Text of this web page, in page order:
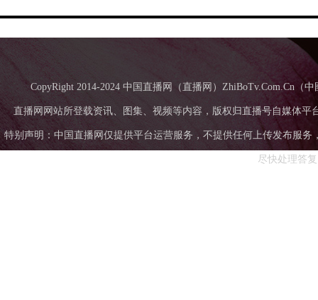
CopyRight 2014-2024 中国直播网（直播网）ZhiBoTv.Com.Cn（
直播网网站所登载资讯、图集、视频等内容，版权归直播号自媒体
特别声明：中国直播网仅提供平台运营服务，不提供任何上传发布服务
尽快处理答